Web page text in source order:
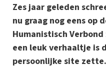
Zes jaar geleden
nu graag nog eens op
Humanistisch
een leuk verhaaltje is
persoonlijke site zette.